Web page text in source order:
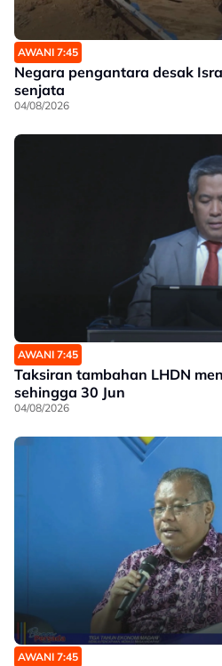
AWANI 7:45
Negara pengantara desak
senjata
04/08/2026
AWANI 7:45
Taksiran tambahan LHDN
sehingga 30 Jun
04/08/2026
AWANI 7:45